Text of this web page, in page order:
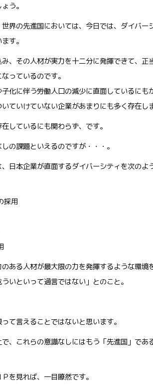
う。
界の先進国においては、今日では、ダイバー
す。
、その人材が実力を十二分に発揮できて、
っているのです。
化に伴う労働人口の減少に直面しているに
ていけていない企業があまりにも多く存在し
しているにも関わらず、です。
の課題といえるのですが・・・。
日本企業が直面するダイバーシティを次の
採用
のある人材が最大限の力を発揮するような環
いといって過言ではない」とのこと。
て言えることではないと思います。
、これらの意識なしにはもう「先進国」で
を見れば、一目瞭然です。